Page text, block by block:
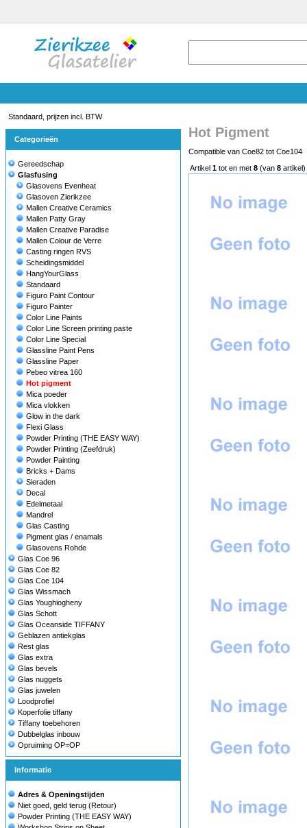
Standaard, prijzen incl. BTW
Categorieën
Gereedschap
Glasfusing
Glasovens Evenheat
Glasoven Zierikzee
Mallen Creative Ceramics
Mallen Patty Gray
Mallen Creative Paradise
Mallen Colour de Verre
Casting ringen RVS
Scheidingsmiddel
HangYourGlass
Standaard
Figuro Paint Contour
Figuro Painter
Color Line Paints
Color Line Screen printing paste
Color Line Special
Glassline Paint Pens
Glassline Paper
Pebeo vitrea 160
Hot pigment
Mica poeder
Mica vlokken
Glow in the dark
Flexi Glass
Powder Printing (THE EASY WAY)
Powder Printing (Zeefdruk)
Powder Painting
Bricks + Dams
Sieraden
Decal
Edelmetaal
Mandrel
Glas Casting
Pigment glas / enamals
Glasovens Rohde
Glas Coe 96
Glas Coe 82
Glas Coe 104
Glas Wissmach
Glas Youghiogheny
Glas Schott
Glas Oceanside TIFFANY
Geblazen antiekglas
Rest glas
Glas extra
Glas bevels
Glas nuggets
Glas juwelen
Loodprofiel
Koperfolie tiffany
Tiffany toebehoren
Dubbelglas inbouw
Opruiming OP=OP
Informatie
Adres & Openingstijden
Niet goed, geld terug (Retour)
Powder Printing (THE EASY WAY)
Hot Pigment
Compatible van Coe82 tot Coe104
Artikel 1 tot en met 8 (van 8 artikel)